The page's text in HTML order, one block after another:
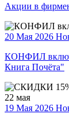
Акции в
20 Мая 2026
КОНФИЛ
Книга Почёта"
19 Мая 2026